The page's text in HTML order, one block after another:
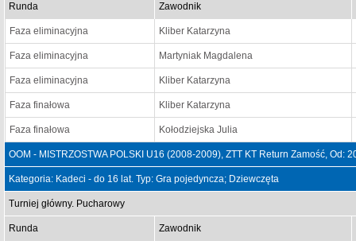
Runda Zawodnik
Faza eliminacyjna Kliber Katarzyna
Faza eliminacyjna Martyniak Magdalena
Faza eliminacyjna Kliber Katarzyna
Faza finałowa Kliber Katarzyna
Faza finałowa Kołodziejska Julia
OOM - MISTRZOSTWA POLSKI U16 (2008-2009), ZTT KT Return Zamość, Od:
Kategoria: Kadeci - do 16 lat. Typ: Gra pojedyncza; Dziewczęta
Turniej główny. Pucharowy
Runda Zawodnik